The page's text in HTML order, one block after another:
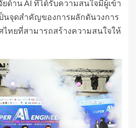
ยด้าน AI ที่ได้รับความสนใจมีผู้เข้า
นจุดสำคัญของการผลักดันวงการ
ไทยที่สามารถสร้างความสนใจให้